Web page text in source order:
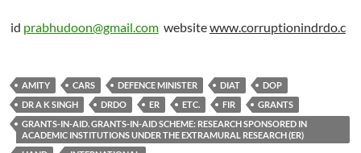
id prabhudoon@gmail.com websitewww.corruptionindrdo.c
AMITY CARS DEFENCE MINISTER DIAT
DOP
DR A K SINGH
DRDO ER ETC. FIR
GRANTS
GRANTS-IN-AID. GRANTS-IN-AID SCHEME: RESEARCH SPONSORED IN
ACADEMIC INSTITUTIONS UNDER THE EXTRAMURAL RESEARCH (ER)